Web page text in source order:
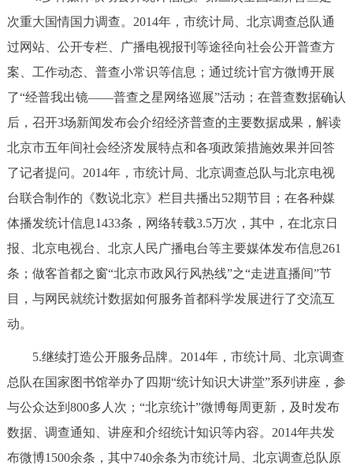
次重大国情国力调查。2014年，市统计局、北京调查总队通
过网站、公开专栏、广播电视报刊等途径向社会公开普查方
案、工作动态、普查小常识等信息；通过统计官方微博开展
了“经普我出镜——普查之星网络巡展”活动；在普查数据确认
后，召开3场新闻发布会介绍经济普查的主要数据成果，解读
北京市五年间社会经济发展特点和各项政策措施效果并回答
了记者提问。2014年，市统计局、北京调查总队与北京电视
台联合制作的《数说北京》栏目共播出52期节目；在各种媒
体播发统计信息1433条，网络转载3.5万次，其中，在北京日
报、北京电视台、北京人民广播电台等主要媒体发布信息261
条；做客首都之窗“北京市政风行风热线”之“走进直播间”节
目，与网民就统计数据如何服务首都科学发展进行了交流互
动。
5.继续打造公开服务品牌。2014年，市统计局、北京调查
总队在国家图书馆举办了四期“统计知识大讲堂”系列讲座，参
与公众达到800多人次；“北京统计”微博每周更新，及时发布
数据、调查通知、讲座和介绍统计知识等内容。2014年共发
布微博1500余条，其中740余条为市统计局、北京调查总队原